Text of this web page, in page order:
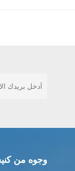
وجوه من